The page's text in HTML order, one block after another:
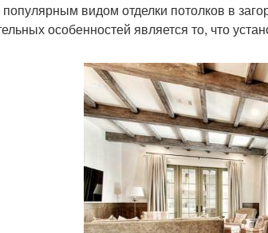
потолки
Фигурные потолки
Балки на потолке
видом отделки потолков в
особенностей является то, что